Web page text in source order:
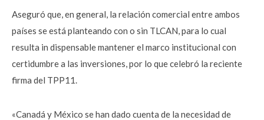
Aseguró que, en general, la relación comercial entre ambos
países se está planteando con o sin TLCAN, para lo cual
resulta in dispensable mantener el marco institucional con
certidumbre a las inversiones, por lo que celebró la reciente
firma del TPP11.
«Canadá y México se han dado cuenta de la necesidad de